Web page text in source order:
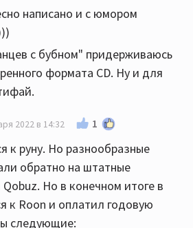
написано и с юмором
с бубном" придерживаюсь
формата CD. Ну и для
2022 в 14:32 1
к руну. Но разнообразные
обратно на штатные
Но в конечном итоге в
к Roon и оплатил годовую
следующие: